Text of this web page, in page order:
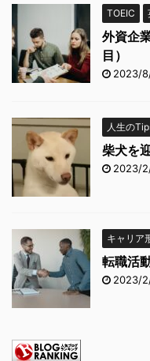
TOEIC
外資企
目）
2023/
人生の
柴犬を
2023/
キャリア
転職活
2023/